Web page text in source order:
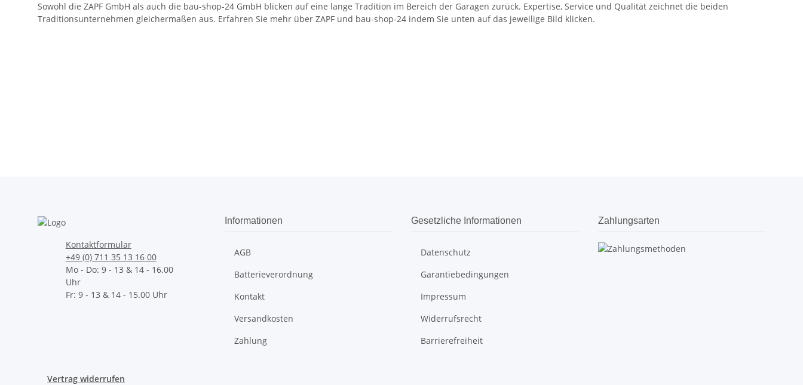
Sowohl die ZAPF GmbH als auch die bau-shop-24 GmbH blicken auf eine lange Tradition im Bereich der Garagen zurück. Expertise, Service und Qualität zeichnet die beiden
Traditionsunternehmen gleichermaßen aus. Erfahren Sie mehr über ZAPF und bau-shop-24 indem Sie unten auf das jeweilige Bild klicken.
Kontaktformular
+49 (0) 711 35 13 16 00
Mo - Do: 9 - 13 & 14 - 16.00
Uhr
Fr: 9 - 13 & 14 - 15.00 Uhr
Informationen
AGB
Batterieverordnung
Kontakt
Versandkosten
Zahlung
Gesetzliche Informationen
Datenschutz
Garantiebedingungen
Impressum
Widerrufsrecht
Barrierefreiheit
Zahlungsarten
Vertrag widerrufen